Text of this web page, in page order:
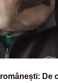
De